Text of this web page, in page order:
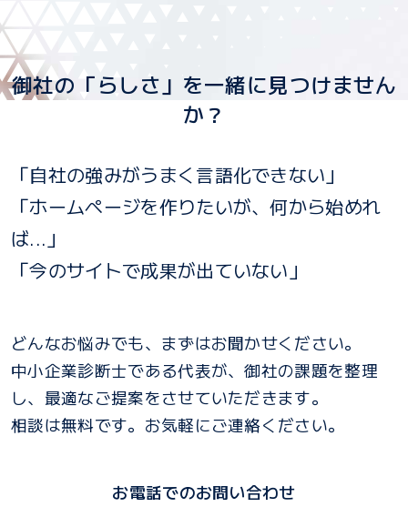
御社の「らしさ」を一緒に見つけません
か？
「自社の強みがうまく言語化できない」
「ホームページを作りたいが、何から始めれ
ば...」
「今のサイトで成果が出ていない」
どんなお悩みでも、まずはお聞かせください。
中小企業診断士である代表が、御社の課題を整理
し、最適なご提案をさせていただきます。
相談は無料です。お気軽にご連絡ください。
お電話でのお問い合わせ